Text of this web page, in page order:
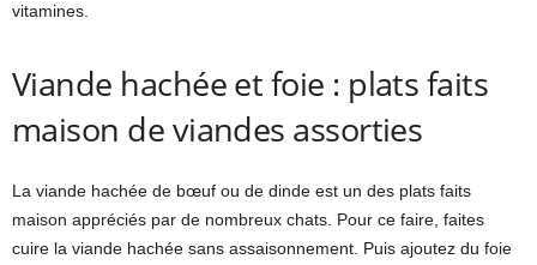
vitamines.
Viande hachée et foie : plats faits
maison de viandes assorties
La viande hachée de bœuf ou de dinde est un des plats faits
maison appréciés par de nombreux chats. Pour ce faire, faites
cuire la viande hachée sans assaisonnement. Puis ajoutez du foie